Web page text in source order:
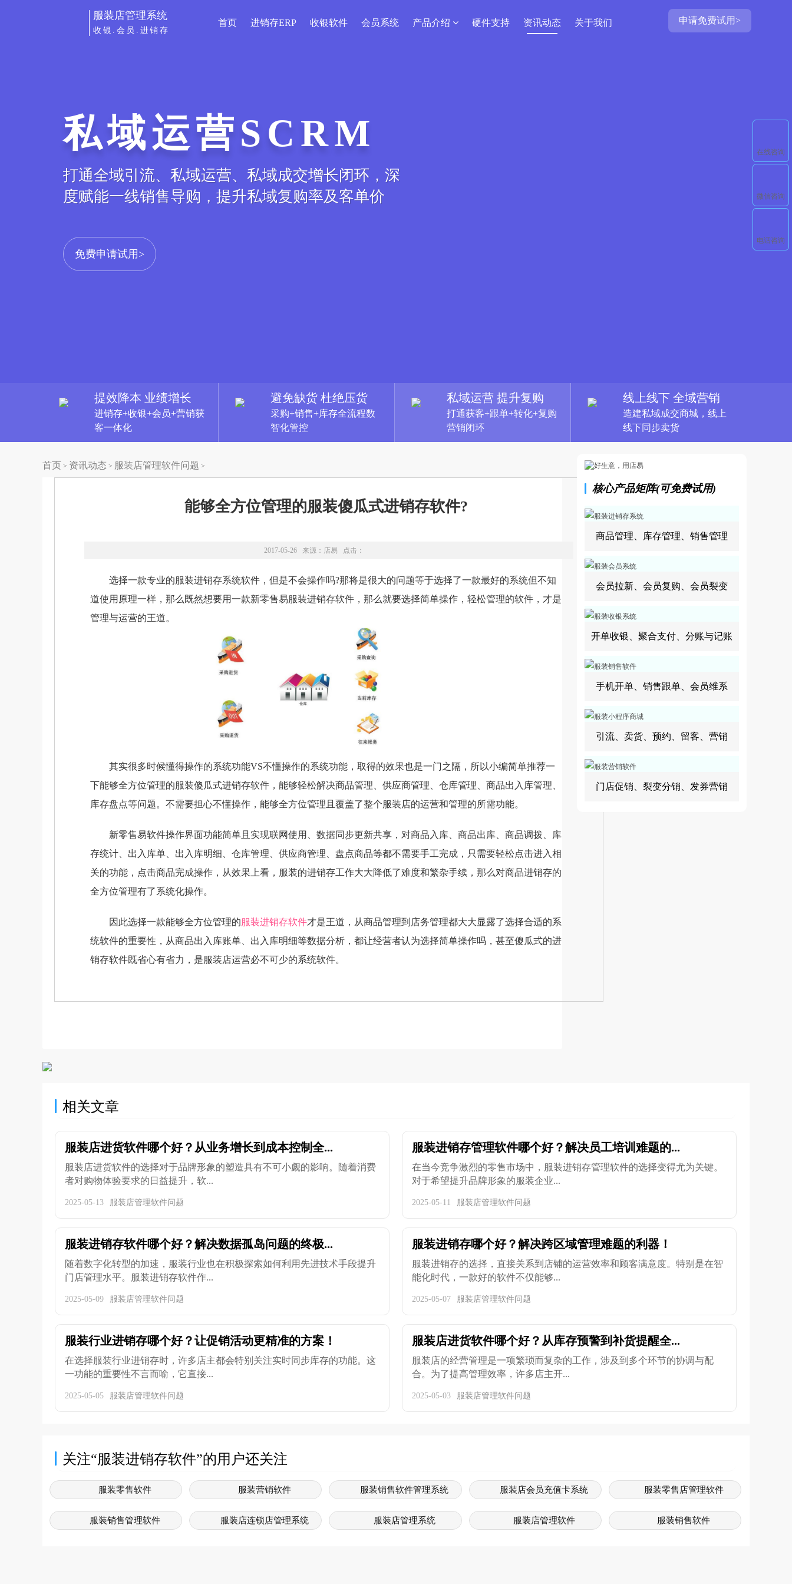
申请免费试用>
服装店管理系统
收银.会员.进销存
首页 进销存ERP 收银软件 会员系统 产品介绍 硬件支持 资讯动态 关于我们
私域运营SCRM
打通全域引流、私域运营、私域成交增长闭环，深
度赋能一线销售导购，提升私域复购率及客单价
免费申请试用>
提效降本 业绩增长
进销存+收银+会员+营销获
客一体化
避免缺货 杜绝压货
采购+销售+库存全流程数
智化管控
私域运营 提升复购
打通获客+跟单+转化+复购
营销闭环
线上线下 全域营销
造建私域成交商城，线上
线下同步卖货
首页 > 资讯动态 > 服装店管理软件问题 >
能够全方位管理的服装傻瓜式进销存软件?
2017-05-26 来源： 店易 点击：
选择一款专业的服装进销存系统软件，但是不会操作吗?那将是很大的问题等于选择了一款最好的系统但不知
道使用原理一样，那么既然想要用一款新零售易服装进销存软件，那么就要选择简单操作，轻松管理的软件，才是
管理与运营的王道。
其实很多时候懂得操作的系统功能VS不懂操作的系统功能，取得的效果也是一门之隔，所以小编简单推荐一
下能够全方位管理的服装傻瓜式进销存软件，能够轻松解决商品管理、供应商管理、仓库管理、商品出入库管理、
库存盘点等问题。不需要担心不懂操作，能够全方位管理且覆盖了整个服装店的运营和管理的所需功能。
新零售易软件操作界面功能简单且实现联网使用、数据同步更新共享，对商品入库、商品出库、商品调拨、库
存统计、出入库单、出入库明细、仓库管理、供应商管理、盘点商品等都不需要手工完成，只需要轻松点击进入相
关的功能，点击商品完成操作，从效果上看，服装的进销存工作大大降低了难度和繁杂手续，那么对商品进销存的
全方位管理有了系统化操作。
因此选择一款能够全方位管理的服装进销存软件才是王道，从商品管理到店务管理都大大显露了选择合适的系
统软件的重要性，从商品出入库账单、出入库明细等数据分析，都让经营者认为选择简单操作吗，甚至傻瓜式的进
销存软件既省心有省力，是服装店运营必不可少的系统软件。
核心产品矩阵(可免费试用)
商品管理、库存管理、销售管理
会员拉新、会员复购、会员裂变
开单收银、聚合支付、分账与记账
手机开单、销售跟单、会员维系
引流、卖货、预约、留客、营销
门店促销、裂变分销、发券营销
相关文章
服装店进货软件哪个好？从业务增长到成本控制全...
服装店进货软件的选择对于品牌形象的塑造具有不可小觑的影响。随着消费
者对购物体验要求的日益提升，软...
2025-05-13 服装店管理软件问题
服装进销存管理软件哪个好？解决员工培训难题的...
在当今竞争激烈的零售市场中，服装进销存管理软件的选择变得尤为关键。
对于希望提升品牌形象的服装企业...
2025-05-11 服装店管理软件问题
服装进销存软件哪个好？解决数据孤岛问题的终极...
随着数字化转型的加速，服装行业也在积极探索如何利用先进技术手段提升
门店管理水平。服装进销存软件作...
2025-05-09 服装店管理软件问题
服装进销存哪个好？解决跨区域管理难题的利器！
服装进销存的选择，直接关系到店铺的运营效率和顾客满意度。特别是在智
能化时代，一款好的软件不仅能够...
2025-05-07 服装店管理软件问题
服装行业进销存哪个好？让促销活动更精准的方案！
在选择服装行业进销存时，许多店主都会特别关注实时同步库存的功能。这
一功能的重要性不言而喻，它直接...
2025-05-05 服装店管理软件问题
服装店进货软件哪个好？从库存预警到补货提醒全...
服装店的经营管理是一项繁琐而复杂的工作，涉及到多个环节的协调与配
合。为了提高管理效率，许多店主开...
2025-05-03 服装店管理软件问题
关注“服装进销存软件”的用户还关注
服装零售软件 服装营销软件 服装销售软件管理系统 服装店会员充值卡系统 服装零售店管理软件
服装销售管理软件 服装店连锁店管理系统 服装店管理系统 服装店管理软件 服装销售软件
在线咨询
微信咨询
电话咨询